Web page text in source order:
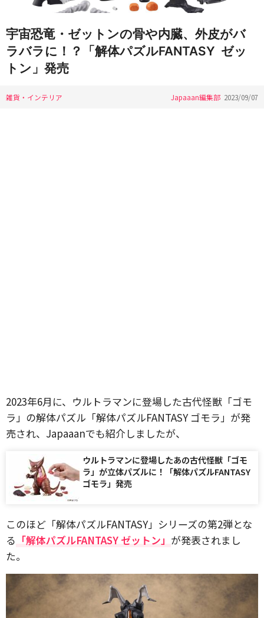
宇宙恐竜・ゼットンの骨や内臓、外皮がバ
ラバラに！？「解体パズルFANTASY ゼッ
トン」発売
雑貨・インテリア Japaaan編集部 2023/09/07
2023年6月に、ウルトラマンに登場した古代怪獣「ゴモ
ラ」の解体パズル「解体パズルFANTASY ゴモラ」が発
売され、Japaaanでも紹介しましたが、
ウルトラマンに登場したあの古代怪獣「ゴモ
ラ」が立体パズルに！「解体パズルFANTASY
ゴモラ」発売
このほど「解体パズルFANTASY」シリーズの第2弾とな
る 「解体パズルFANTASY ゼットン」 が発表されまし
た。